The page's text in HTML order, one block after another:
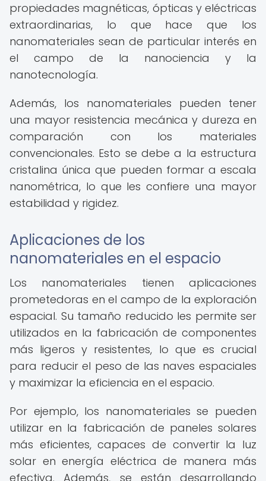
propiedades magnéticas, ópticas y eléctricas
extraordinarias, lo que hace que los
nanomateriales sean de particular interés en
el campo de la nanociencia y la
nanotecnología.
Además, los nanomateriales pueden tener
una mayor resistencia mecánica y dureza en
comparación con los materiales
convencionales. Esto se debe a la estructura
cristalina única que pueden formar a escala
nanométrica, lo que les confiere una mayor
estabilidad y rigidez.
Aplicaciones de los
nanomateriales en el espacio
Los nanomateriales tienen aplicaciones
prometedoras en el campo de la exploración
espacial. Su tamaño reducido les permite ser
utilizados en la fabricación de componentes
más ligeros y resistentes, lo que es crucial
para reducir el peso de las naves espaciales
y maximizar la eficiencia en el espacio.
Por ejemplo, los nanomateriales se pueden
utilizar en la fabricación de paneles solares
más eficientes, capaces de convertir la luz
solar en energía eléctrica de manera más
efectiva. Además, se están desarrollando